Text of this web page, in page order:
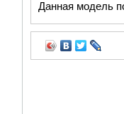
Данная модель